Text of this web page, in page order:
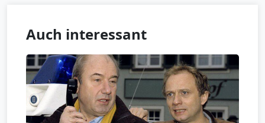
Auch interessant